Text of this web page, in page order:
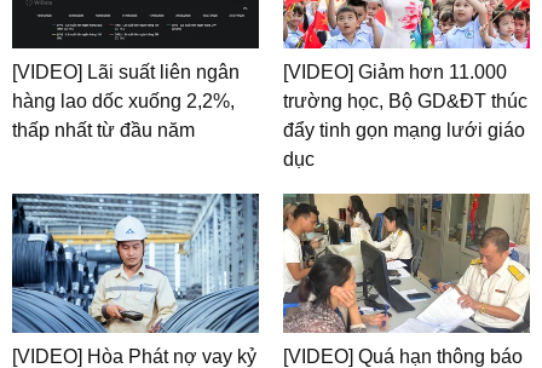
[VIDEO] Lãi suất liên ngân
hàng lao dốc xuống 2,2%,
thấp nhất từ đầu năm
[VIDEO] Giảm hơn 11.000
trường học, Bộ GD&ĐT thúc
đẩy tinh gọn mạng lưới giáo
dục
[VIDEO] Hòa Phát nợ vay kỷ
[VIDEO] Quá hạn thông báo